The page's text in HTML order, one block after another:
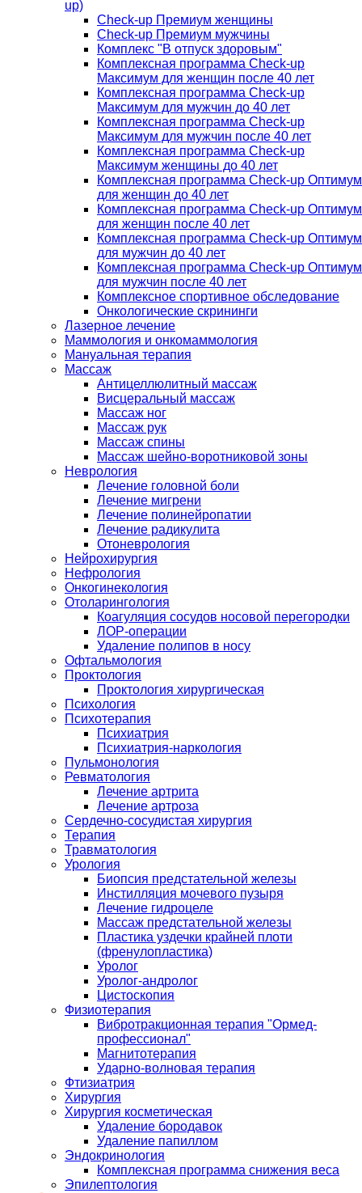
up)
Check-up Премиум женщины
Check-up Премиум мужчины
Комплекс "В отпуск здоровым"
Комплексная программа Check-up
Максимум для женщин после 40 лет
Комплексная программа Check-up
Максимум для мужчин до 40 лет
Комплексная программа Check-up
Максимум для мужчин после 40 лет
Комплексная программа Check-up
Максимум женщины до 40 лет
Комплексная программа Check-up Оптимум
для женщин до 40 лет
Комплексная программа Check-up Оптимум
для женщин после 40 лет
Комплексная программа Check-up Оптимум
для мужчин до 40 лет
Комплексная программа Check-up Оптимум
для мужчин после 40 лет
Комплексное спортивное обследование
Онкологические скрининги
Лазерное лечение
Маммология и онкомаммология
Мануальная терапия
Массаж
Антицеллюлитный массаж
Висцеральный массаж
Массаж ног
Массаж рук
Массаж спины
Массаж шейно-воротниковой зоны
Неврология
Лечение головной боли
Лечение мигрени
Лечение полинейропатии
Лечение радикулита
Отоневрология
Нейрохирургия
Нефрология
Онкогинекология
Отоларингология
Коагуляция сосудов носовой перегородки
ЛОР-операции
Удаление полипов в носу
Офтальмология
Проктология
Проктология хирургическая
Психология
Психотерапия
Психиатрия
Психиатрия-наркология
Пульмонология
Ревматология
Лечение артрита
Лечение артроза
Сердечно-сосудистая хирургия
Терапия
Травматология
Урология
Биопсия предстательной железы
Инстилляция мочевого пузыря
Лечение гидроцеле
Массаж предстательной железы
Пластика уздечки крайней плоти
(френулопластика)
Уролог
Уролог-андролог
Цистоскопия
Физиотерапия
Вибротракционная терапия "Ормед-
профессионал"
Магнитотерапия
Ударно-волновая терапия
Фтизиатрия
Хирургия
Хирургия косметическая
Удаление бородавок
Удаление папиллом
Эндокринология
Комплексная программа снижения веса
Эпилептология